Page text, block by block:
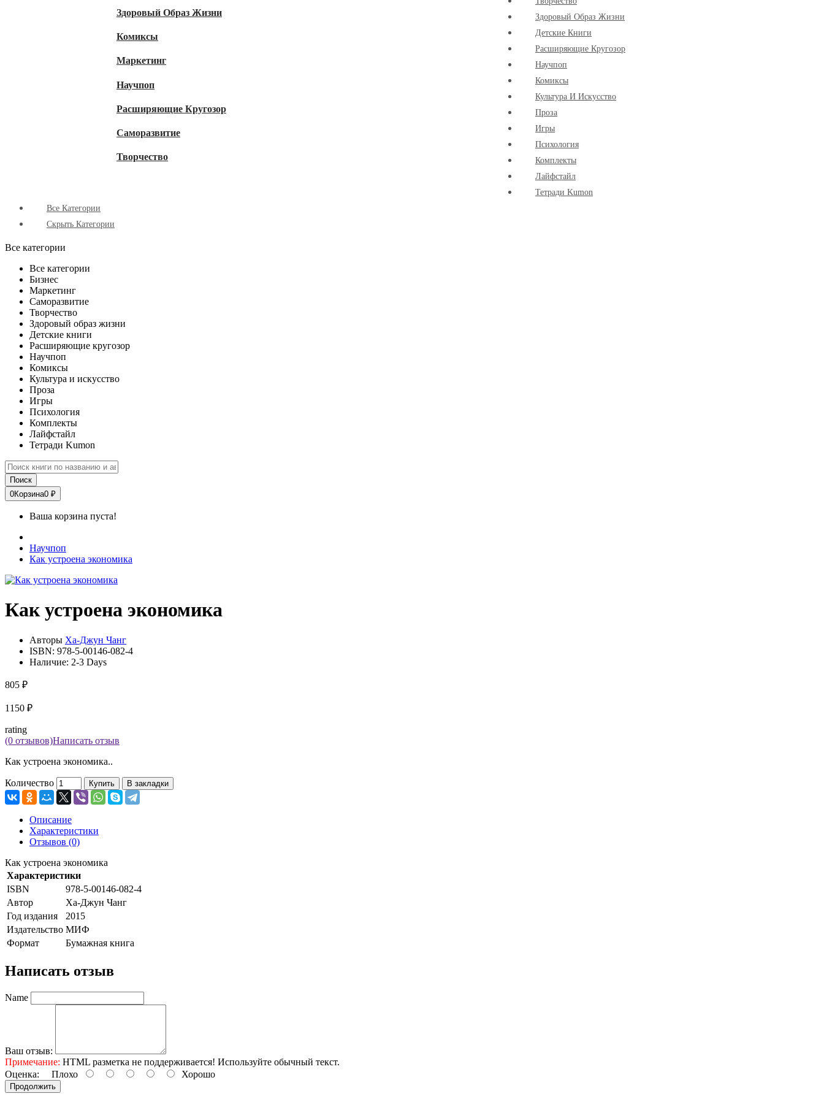
Здоровый Образ Жизни
Комиксы
Маркетинг
Научпоп
Расширяющие Кругозор
Cаморазвитие
Творчество
Здоровый Образ Жизни
Детские Книги
Расширяющие Кругозор
Научпоп
Комиксы
Культура И Искусство
Проза
Игры
Психология
Комплекты
Лайфстайл
Тетради Kumon
Все Категории
Скрыть Категории
Все категории
Все категории
Бизнес
Маркетинг
Саморазвитие
Творчество
Здоровый образ жизни
Детские книги
Расширяющие кругозор
Научпоп
Комиксы
Культура и искусство
Проза
Игры
Психология
Комплекты
Лайфстайл
Тетради Kumon
Поиск
0Корзина0 ₽
Ваша корзина пуста!
Научпоп
Как устроена экономика
Как устроена экономика
Авторы Ха-Джун Чанг
ISBN: 978-5-00146-082-4
Наличие: 2-3 Days
805 ₽
1150 ₽
rating
(0 отзывов)Написать отзыв
Как устроена экономика..
Количество Купить В закладки
Описание
Характеристики
Отзывов (0)
Как устроена экономика
Характеристики
ISBN
978-5-00146-082-4
Автор
Ха-Джун Чанг
Год издания
2015
Издательство МИФ
Формат
Бумажная книга
Написать отзыв
Name
Ваш отзыв:
Примечание: HTML разметка не поддерживается! Используйте обычный текст.
Оценка: Плохо Хорошо
Продолжить